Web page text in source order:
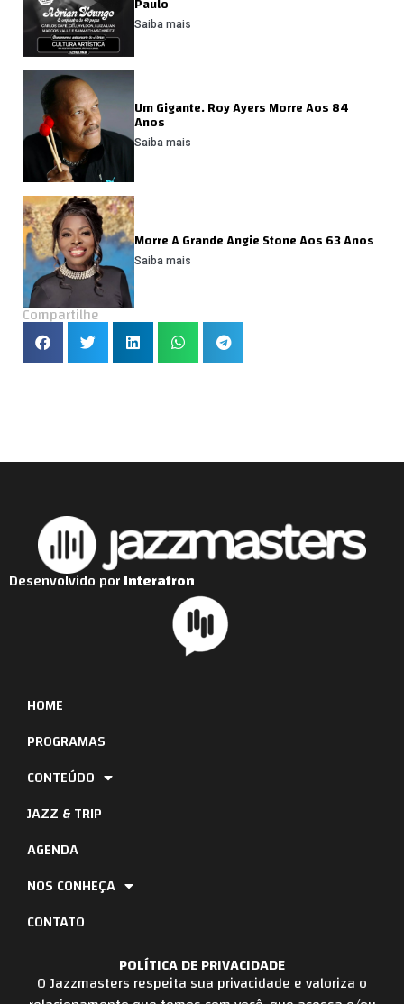
Saiba mais
Um Gigante. Roy Ayers Morre Aos 84
Anos
Saiba mais
Morre A Grande Angie Stone Aos 63 Anos
Saiba mais
Compartilhe
POLÍTICA DE PRIVACIDADE
O Jazzmasters respeita sua privacidade e valoriza o
HOME
PROGRAMAS
CONTEÚDO
JAZZ & TRIP
AGENDA
NOS CONHEÇA
CONTATO
Desenvolvido porInteratron